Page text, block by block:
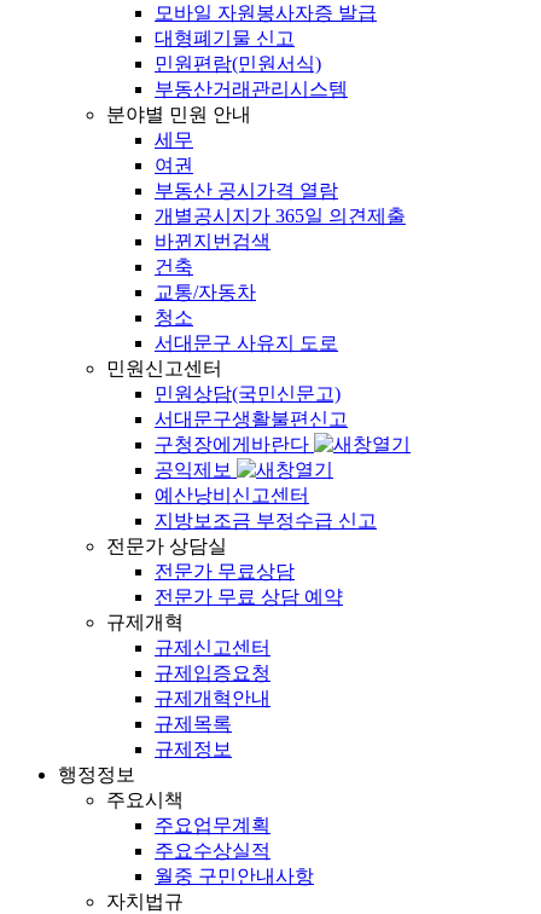
모바일 자원봉사자증 발급
대형폐기물 신고
민원편람(민원서식)
부동산거래관리시스템
분야별 민원 안내
세무
여권
부동산 공시가격 열람
개별공시지가 365일 의견제출
바뀐지번검색
건축
교통/자동차
청소
서대문구 사유지 도로
민원신고센터
민원상담(국민신문고)
서대문구생활불편신고
구청장에게바란다
공익제보
예산낭비신고센터
지방보조금 부정수급 신고
전문가 상담실
전문가 무료상담
전문가 무료 상담 예약
규제개혁
규제신고센터
규제입증요청
규제개혁안내
규제목록
규제정보
행정정보
주요시책
주요업무계획
주요수상실적
월중 구민안내사항
자치법규